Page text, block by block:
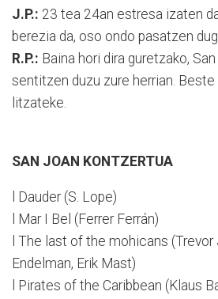
J.P.: 23 tea 24an estresa izaten
berezia da, oso ondo pasatzen
R.P.: Baina hori dira guretzako,
sentitzen duzu zure herrian. Beste
litzateke.
SAN JOAN KONTZERTUA
l Dauder (S. Lope)
l Mar I Bel (Ferrer Ferrán)
l The last of the mohicans (Trevor
Endelman, Erik Mast)
l Pirates of the Caribbean (Klaus